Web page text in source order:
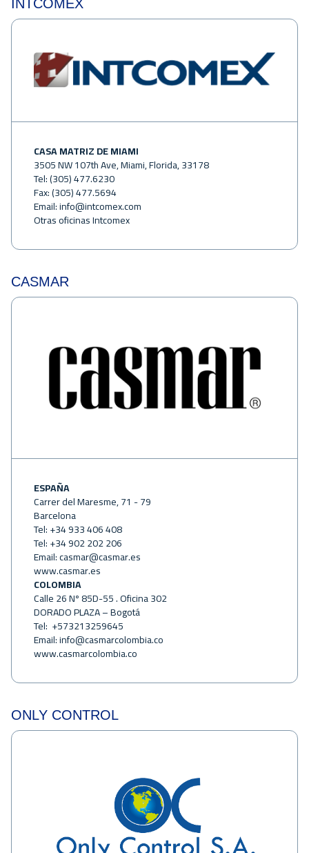
INTCOMEX
CASA MATRIZ DE MIAMI
3505 NW 107th Ave, Miami, Florida, 33178
Tel: (305) 477.6230
Fax: (305) 477.5694
Email:info@intcomex.com
Otras oficinas Intcomex
CASMAR
ESPAÑA
Carrer del Maresme, 71 - 79
Barcelona
Tel: +34 933 406 408
Tel: +34 902 202 206
Email:casmar@casmar.es
www.casmar.es
COLOMBIA
Calle 26 Nº 85D-55 . Oficina 302
DORADO PLAZA – Bogotá
Tel: +573213259645
Email:info@casmarcolombia.co
www.casmarcolombia.co
ONLY CONTROL